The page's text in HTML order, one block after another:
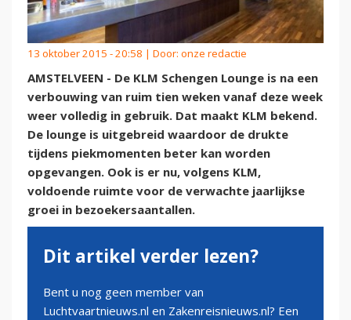
13 oktober 2015 - 20:58 | Door: onze redactie
AMSTELVEEN - De KLM Schengen Lounge is na een
verbouwing van ruim tien weken vanaf deze week
weer volledig in gebruik. Dat maakt KLM bekend.
De lounge is uitgebreid waardoor de drukte
tijdens piekmomenten beter kan worden
opgevangen. Ook is er nu, volgens KLM,
voldoende ruimte voor de verwachte jaarlijkse
groei in bezoekersaantallen.
Dit artikel verder lezen?
Bent u nog geen member van
Luchtvaartnieuws.nl en Zakenreisnieuws.nl? Een